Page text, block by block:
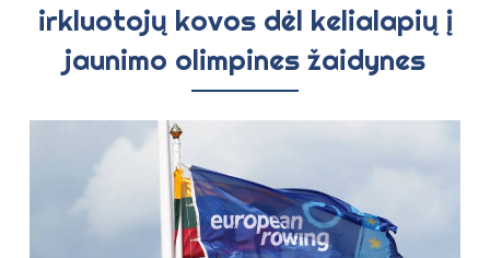
irkluotojų kovos dėl kelialapių į
jaunimo olimpines žaidynes